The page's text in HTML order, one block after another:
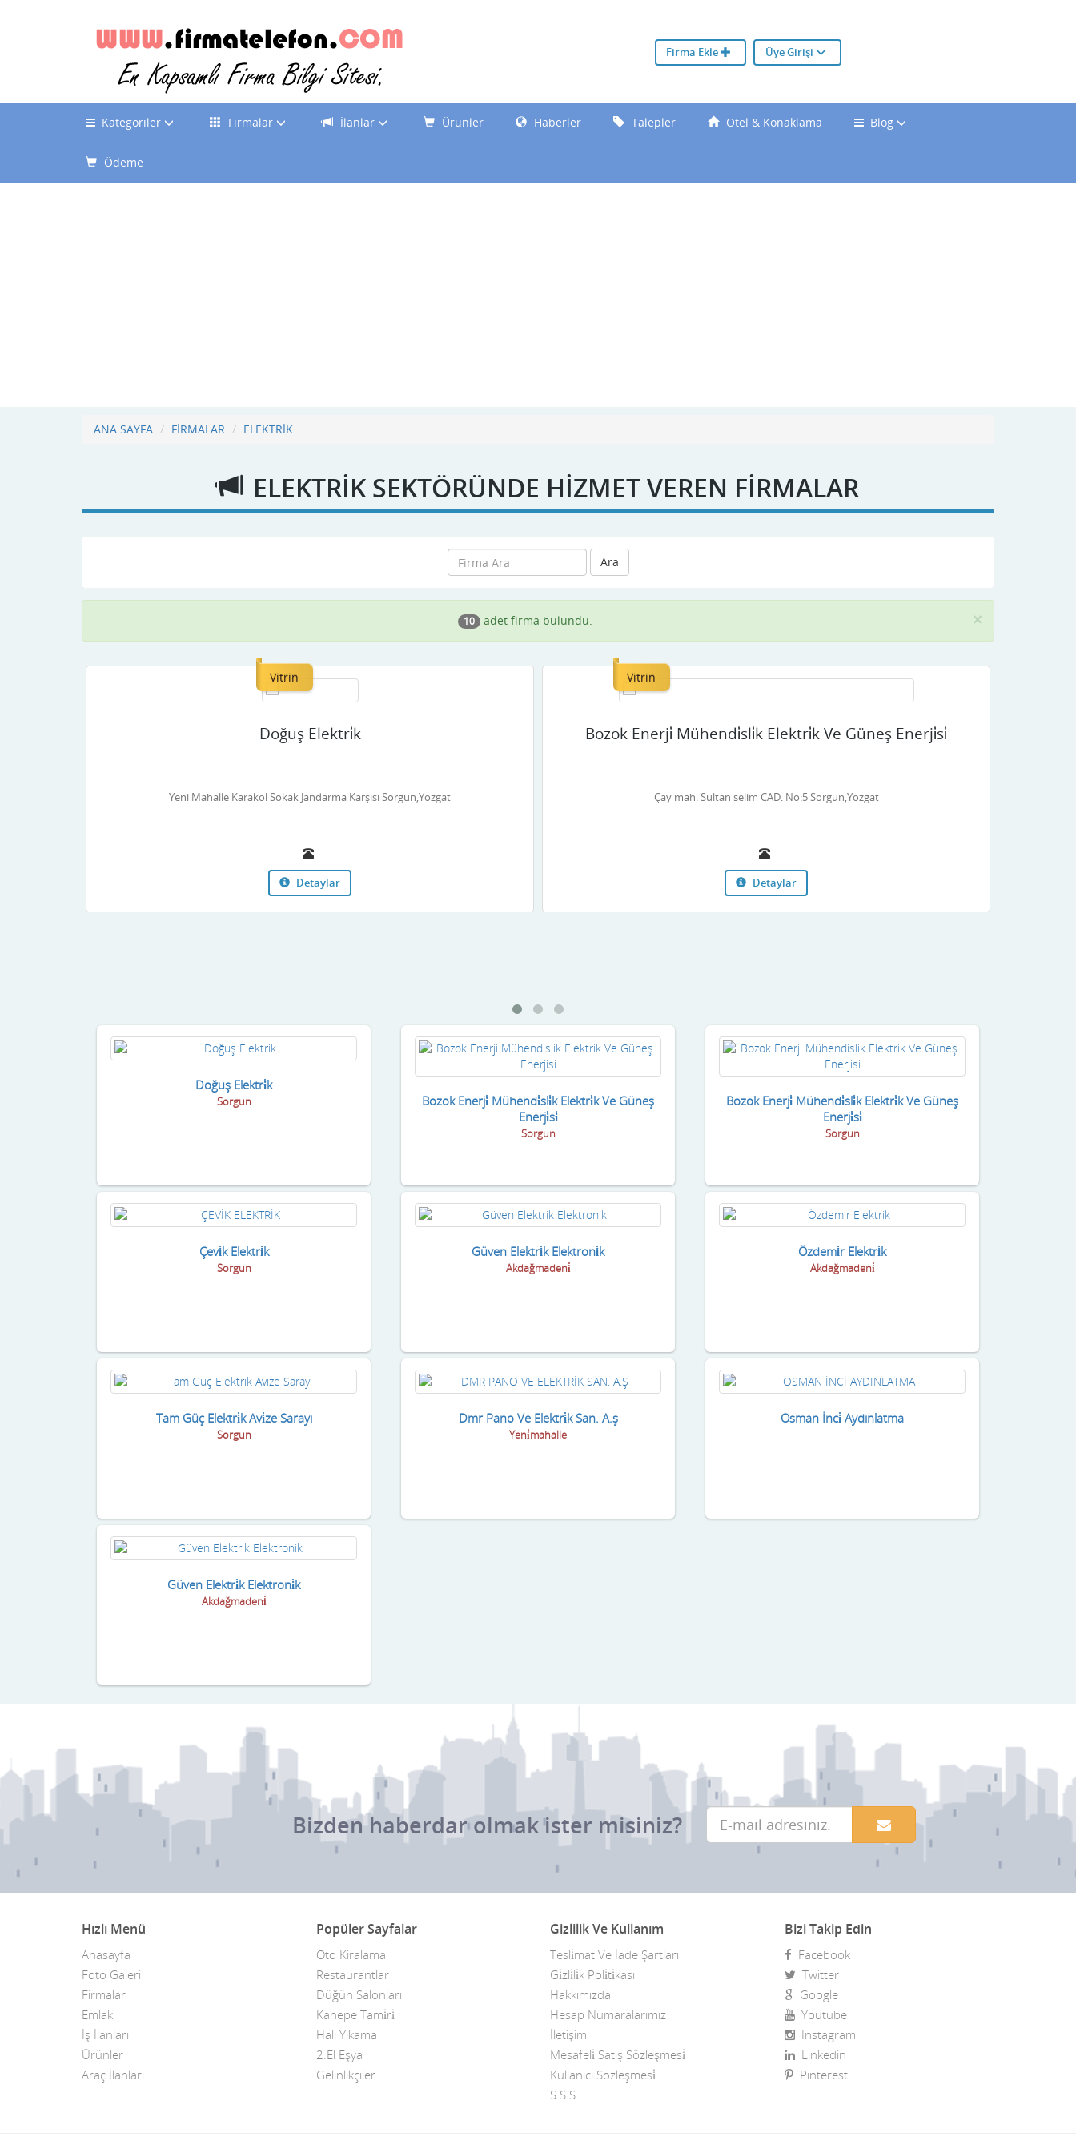
Firma Ekle Üye Girişi
Kategoriler Firmalar İlanlar Ürünler Haberler Talepler Otel & Konaklama Blog
Ödeme
ANA SAYFA FİRMALAR ELEKTRİK
ELEKTRİK SEKTÖRÜNDE HİZMET VEREN FİRMALAR
Ara
×
10 adet firma bulundu.
Vitrin
Doğuş Elektri̇k
Yeni Mahalle Karakol Sokak Jandarma Karşısı Sorgun,Yozgat
Detaylar
Vitrin
Bozok Enerji̇ Mühendi̇sli̇k Elektri̇k Ve Güneş Enerji̇si̇
Çay mah. Sultan selim CAD. No:5 Sorgun,Yozgat
Detaylar
Doğuş Elektri̇k
Sorgun
Bozok Enerji̇ Mühendi̇sli̇k Elektri̇k Ve Güneş
Enerji̇si̇
Sorgun
Bozok Enerji̇ Mühendi̇sli̇k Elektri̇k Ve Güneş
Enerji̇si̇
Sorgun
Çevi̇k Elektri̇k
Sorgun
Güven Elektri̇k Elektroni̇k
Akdağmadeni̇
Özdemi̇r Elektri̇k
Akdağmadeni̇
Tam Güç Elektri̇k Avi̇ze Sarayı
Sorgun
Dmr Pano Ve Elektri̇k San. A.ş
Yeni̇mahalle
Osman İnci̇ Aydınlatma
Güven Elektri̇k Elektroni̇k
Akdağmadeni̇
Bizden haberdar olmak ister misiniz?
Hızlı Menü
Anasayfa
Foto Galeri
Firmalar
Emlak
İş İlanları
Ürünler
Araç İlanları
Popüler Sayfalar
Oto Kiralama
Restaurantlar
Düğün Salonları
Kanepe Tami̇ri̇
Halı Yıkama
2.El Eşya
Gelinlikçiler
Gizlilik Ve Kullanım
Tesli̇mat Ve İade Şartları
Gi̇zli̇li̇k Poli̇ti̇kası
Hakkımızda
Hesap Numaralarımız
İletişim
Mesafeli̇ Satış Sözleşmesi̇
Kullanıcı Sözleşmesi̇
S.S.S
Bizi Takip Edin
Facebook
Twitter
Google
Youtube
Instagram
Linkedin
Pinterest